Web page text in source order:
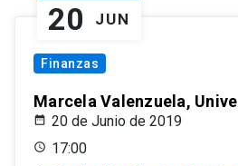
20 JUN
Finanzas
Marcela Valenzuela,
20 de Junio de 2019
17:00